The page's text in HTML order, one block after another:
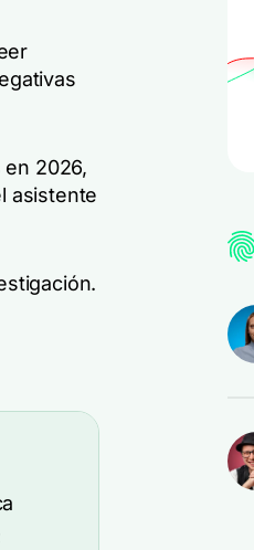
en 2026,
asistente